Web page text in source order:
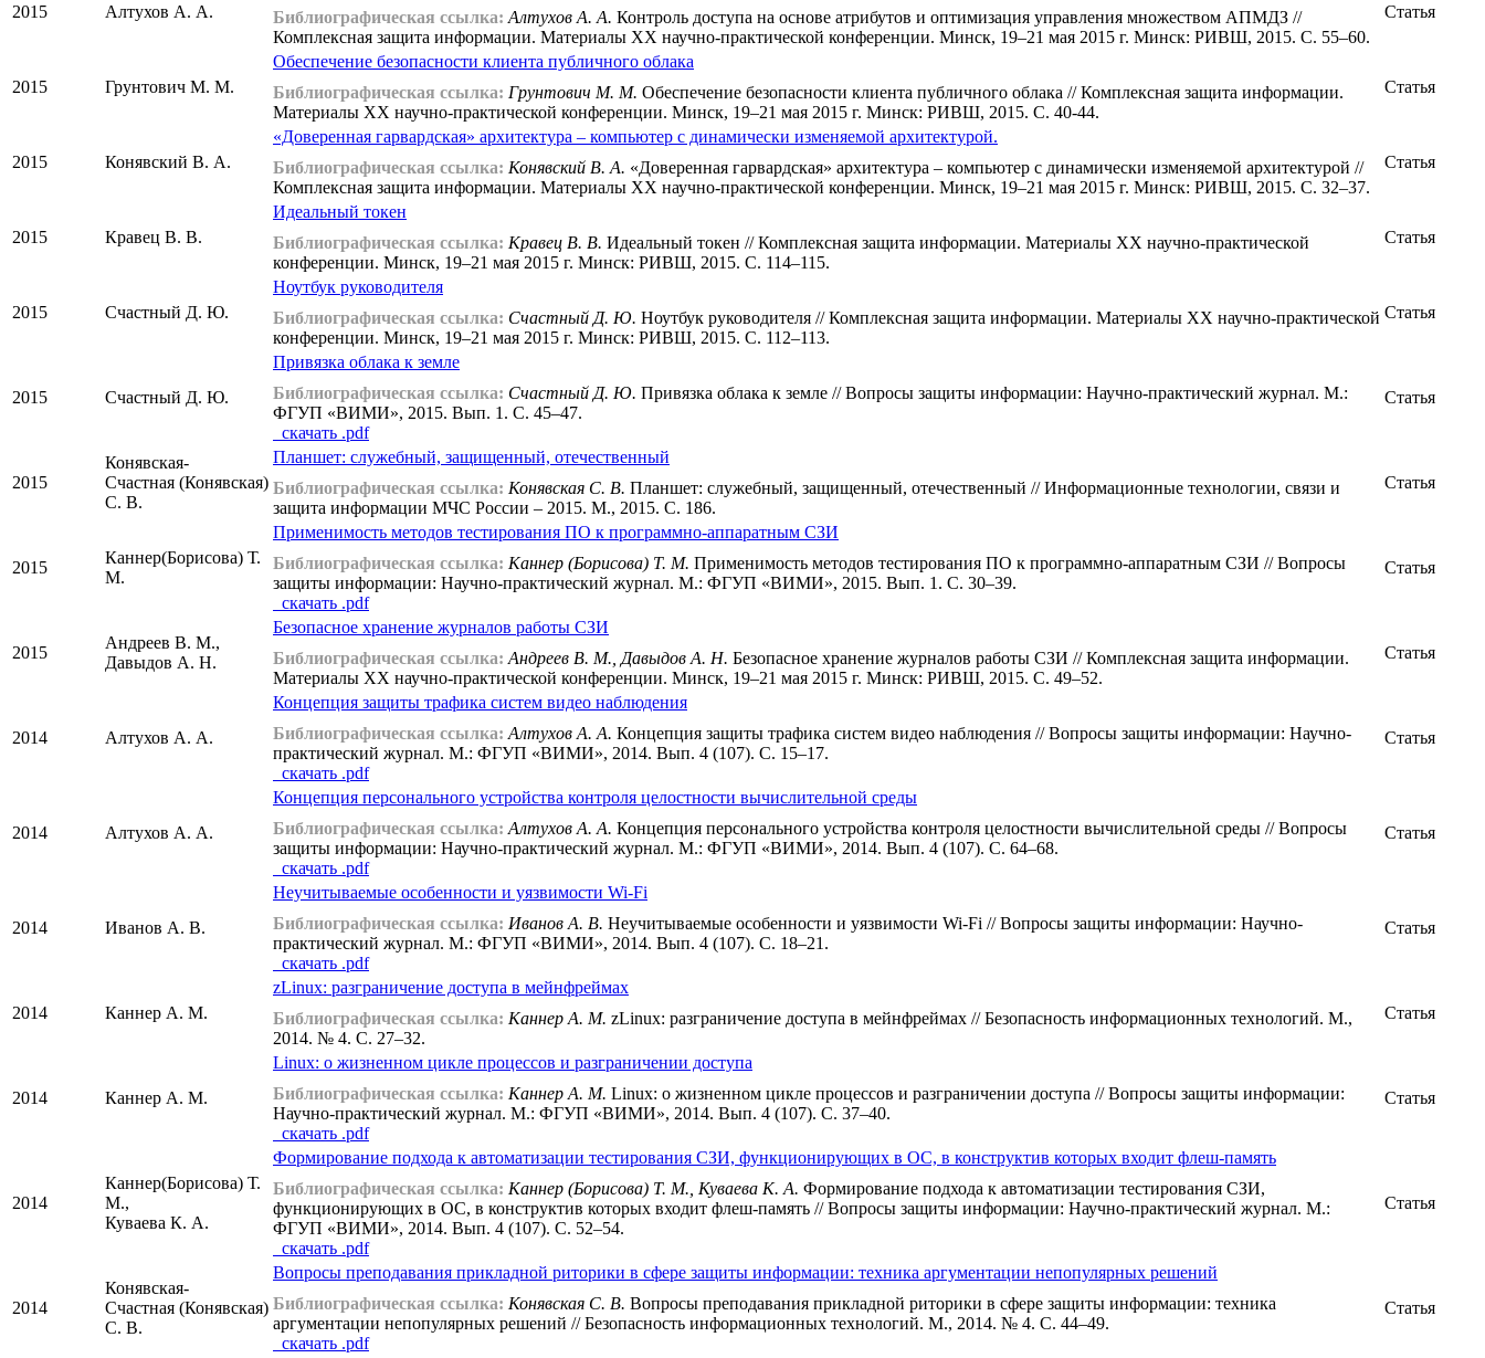
2015 Алтухов А. А.
Библиографическая ссылка: Алтухов А. А. Контроль доступа на основе атрибутов и оптимизация управления множеством АПМДЗ //
Комплексная защита информации. Материалы XX научно-практической конференции. Минск, 19–21 мая 2015 г. Минск: РИВШ, 2015. С. 55–60.
Статья
2015 Грунтович М. М.
Обеспечение безопасности клиента публичного облака
Библиографическая ссылка: Грунтович М. М. Обеспечение безопасности клиента публичного облака // Комплексная защита информации.
Материалы XX научно-практической конференции. Минск, 19–21 мая 2015 г. Минск: РИВШ, 2015. С. 40-44.
Статья
2015 Конявский В. А.
«Доверенная гарвардская» архитектура – компьютер с динамически изменяемой архитектурой.
Библиографическая ссылка: Конявский В. А. «Доверенная гарвардская» архитектура – компьютер с динамически изменяемой архитектурой //
Комплексная защита информации. Материалы XX научно-практической конференции. Минск, 19–21 мая 2015 г. Минск: РИВШ, 2015. С. 32–37.
Статья
2015 Кравец В. В.
Идеальный токен
Библиографическая ссылка: Кравец В. В. Идеальный токен // Комплексная защита информации. Материалы XX научно-практической
конференции. Минск, 19–21 мая 2015 г. Минск: РИВШ, 2015. С. 114–115.
Статья
2015 Счастный Д. Ю.
Ноутбук руководителя
Библиографическая ссылка: Счастный Д. Ю. Ноутбук руководителя // Комплексная защита информации. Материалы XX научно-практической
конференции. Минск, 19–21 мая 2015 г. Минск: РИВШ, 2015. С. 112–113.
Статья
2015 Счастный Д. Ю.
Привязка облака к земле
Библиографическая ссылка: Счастный Д. Ю. Привязка облака к земле // Вопросы защиты информации: Научно-практический журнал. М.:
ФГУП «ВИМИ», 2015. Вып. 1. С. 45–47.
cкачать .pdf
Статья
2015
Конявская-
Счастная (Конявская)
С. В.
Планшет: служебный, защищенный, отечественный
Библиографическая ссылка: Конявская С. В. Планшет: служебный, защищенный, отечественный // Информационные технологии, связи и
защита информации МЧС России – 2015. М., 2015. С. 186.
Статья
2015
Каннер(Борисова) Т.
М.
Применимость методов тестирования ПО к программно-аппаратным СЗИ
Библиографическая ссылка: Каннер (Борисова) Т. М. Применимость методов тестирования ПО к программно-аппаратным СЗИ // Вопросы
защиты информации: Научно-практический журнал. М.: ФГУП «ВИМИ», 2015. Вып. 1. С. 30–39.
cкачать .pdf
Статья
2015
Андреев В. М.,
Давыдов А. Н.
Безопасное хранение журналов работы СЗИ
Библиографическая ссылка: Андреев В. М., Давыдов А. Н. Безопасное хранение журналов работы СЗИ // Комплексная защита информации.
Материалы XX научно-практической конференции. Минск, 19–21 мая 2015 г. Минск: РИВШ, 2015. С. 49–52.
Статья
2014 Алтухов А. А.
Концепция защиты трафика систем видео наблюдения
Библиографическая ссылка: Алтухов А. А. Концепция защиты трафика систем видео наблюдения // Вопросы защиты информации: Научно-
практический журнал. М.: ФГУП «ВИМИ», 2014. Вып. 4 (107). С. 15–17.
cкачать .pdf
Статья
2014 Алтухов А. А.
Концепция персонального устройства контроля целостности вычислительной среды
Библиографическая ссылка: Алтухов А. А. Концепция персонального устройства контроля целостности вычислительной среды // Вопросы
защиты информации: Научно-практический журнал. М.: ФГУП «ВИМИ», 2014. Вып. 4 (107). С. 64–68.
cкачать .pdf
Статья
2014 Иванов А. В.
Неучитываемые особенности и уязвимости Wi-Fi
Библиографическая ссылка: Иванов А. В. Неучитываемые особенности и уязвимости Wi-Fi // Вопросы защиты информации: Научно-
практический журнал. М.: ФГУП «ВИМИ», 2014. Вып. 4 (107). С. 18–21.
cкачать .pdf
Статья
2014 Каннер А. М.
zLinux: разграничение доступа в мейнфреймах
Библиографическая ссылка: Каннер А. М. zLinux: разграничение доступа в мейнфреймах // Безопасность информационных технологий. М.,
2014. № 4. С. 27–32.
Статья
2014 Каннер А. М.
Linux: о жизненном цикле процессов и разграничении доступа
Библиографическая ссылка: Каннер А. М. Linux: о жизненном цикле процессов и разграничении доступа // Вопросы защиты информации:
Научно-практический журнал. М.: ФГУП «ВИМИ», 2014. Вып. 4 (107). С. 37–40.
cкачать .pdf
Статья
2014
Каннер(Борисова) Т.
М.,
Куваева К. А.
Формирование подхода к автоматизации тестирования СЗИ, функционирующих в ОС, в конструктив которых входит флеш-память
Библиографическая ссылка: Каннер (Борисова) Т. М., Куваева К. А. Формирование подхода к автоматизации тестирования СЗИ,
функционирующих в ОС, в конструктив которых входит флеш-память // Вопросы защиты информации: Научно-практический журнал. М.:
ФГУП «ВИМИ», 2014. Вып. 4 (107). С. 52–54.
cкачать .pdf
Статья
2014
Конявская-
Счастная (Конявская)
С. В.
Вопросы преподавания прикладной риторики в сфере защиты информации: техника аргументации непопулярных решений
Библиографическая ссылка: Конявская С. В. Вопросы преподавания прикладной риторики в сфере защиты информации: техника
аргументации непопулярных решений // Безопасность информационных технологий. М., 2014. № 4. С. 44–49.
cкачать .pdf
Статья